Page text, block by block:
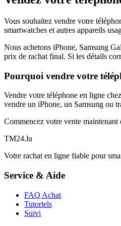
Vous souhaitez vendre votre
smartwatches et autres appareils
Nous achetons iPhone, Samsung
prix de rachat final. Si les détails
Pourquoi vendre votre
Vendre votre téléphone en ligne
vendre un iPhone, un Samsung ou
Commencez votre vente maintenant
TM24.lu
Votre rachat en ligne fiable pour
Service & Aide
FAQ Achat
Tutoriels
Suivi